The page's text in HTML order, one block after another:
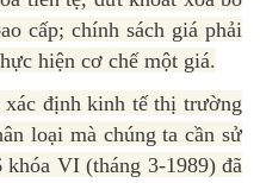
cấp; chính sách giá phải
hiện cơ chế một giá.
định kinh tế thị trường
loại mà chúng ta cần sử
VI (tháng 3-1989) đã